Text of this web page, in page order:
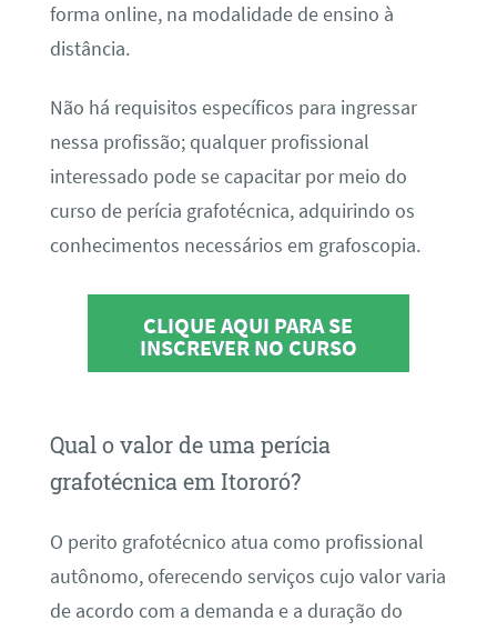
forma online, na modalidade de ensino à
distância.
Não há requisitos específicos para ingressar
nessa profissão; qualquer profissional
interessado pode se capacitar por meio do
curso de perícia grafotécnica, adquirindo os
conhecimentos necessários em grafoscopia.
CLIQUE AQUI PARA SE
INSCREVER NO CURSO
Qual o valor de uma perícia
grafotécnica em Itororó?
O perito grafotécnico atua como profissional
autônomo, oferecendo serviços cujo valor varia
de acordo com a demanda e a duração do